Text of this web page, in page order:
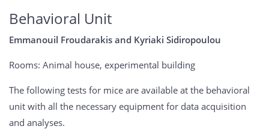
Behavioral Unit
Emmanouil Froudarakis and Kyriaki Sidiropoulou
Rooms: Animal house, experimental building
The following tests for mice are available at the behavioral
unit with all the necessary equipment for data acquisition
and analyses.